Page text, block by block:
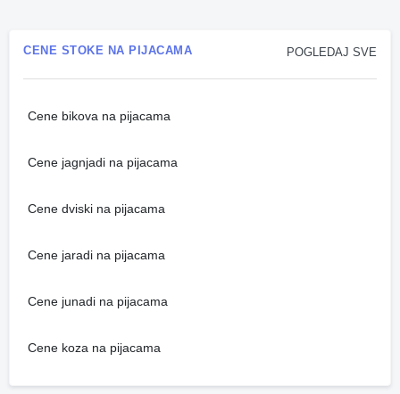
POGLEDAJ SVE
CENE STOKE NA PIJACAMA
Cene bikova na pijacama
Cene jagnjadi na pijacama
Cene dviski na pijacama
Cene jaradi na pijacama
Cene junadi na pijacama
Cene koza na pijacama